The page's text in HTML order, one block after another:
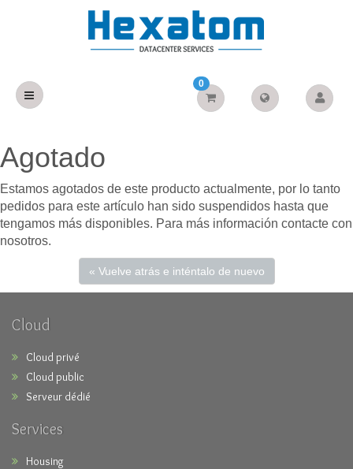
0
Agotado
Estamos agotados de este producto actualmente, por lo tanto
pedidos para este artículo han sido suspendidos hasta que
tengamos más disponibles. Para más información contacte con
nosotros.
« Vuelve atrás e inténtalo de nuevo
Cloud
Cloud privé
Cloud public
Serveur dédié
Services
Housing